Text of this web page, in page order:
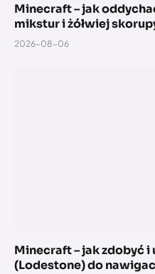
Minecraft – jak
mikstur i żółwiej
2026-08-06
Minecraft – jak zdobyć
(Lodestone) do